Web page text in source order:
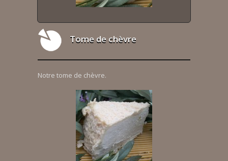
Tome de chèvre
Notre tome de chèvre.